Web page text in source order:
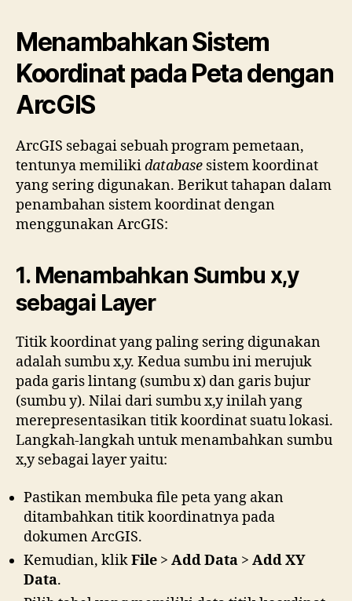
Menambahkan Sistem
Koordinat pada Peta dengan
ArcGIS
ArcGIS sebagai sebuah program pemetaan,
tentunya memilikidatabase sistem koordinat
yang sering digunakan. Berikut tahapan dalam
penambahan sistem koordinat dengan
menggunakan ArcGIS:
1. Menambahkan Sumbu x,y
sebagai Layer
Titik koordinat yang paling sering digunakan
adalah sumbu x,y. Kedua sumbu ini merujuk
pada garis lintang (sumbu x) dan garis bujur
(sumbu y). Nilai dari sumbu x,y inilah yang
merepresentasikan titik koordinat suatu lokasi.
Langkah-langkah untuk menambahkan sumbu
x,y sebagai layer yaitu:
Pastikan membuka file peta yang akan
ditambahkan titik koordinatnya pada
dokumen ArcGIS.
Kemudian, klikFile > Add Data > Add XY
Data.